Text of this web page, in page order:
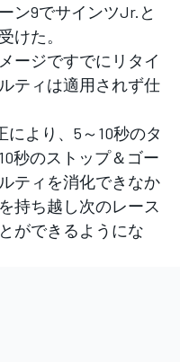
ン9でサインツJr.と
けた。
ージですでにリタイ
ティは適用されず仕
より、5～10秒のタ
秒のストップ＆ゴー
ティを消化できなか
持ち越し次のレース
ができるようにな